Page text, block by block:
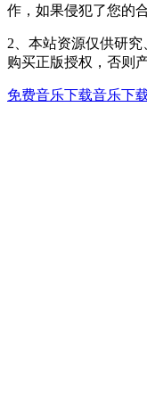
作，如果侵犯了您的
2、本站资源仅供研
购买正版授权，否则
免费音乐下载音乐下